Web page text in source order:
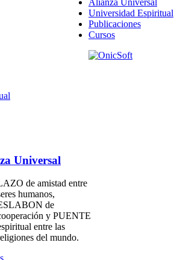
Universal
de amistad entre
humanos,
de
y PUENTE
entre las
del mundo.
Alianza Universal
Universidad Espiritual
Publicaciones
Cursos